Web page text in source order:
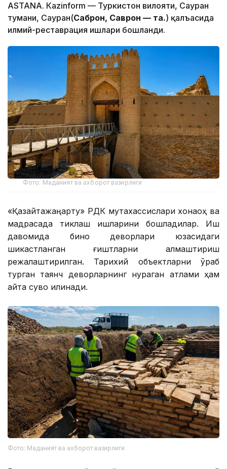
ASTANА. Кazinform — Туркистон вилояти, Сауран
тумани, Сауран(Саброн, Саврон — таҳ.) қалъасида
илмий-реставрация ишлари бошланди.
Фото: Маданият ва ахборот вазирлиги
«Қазқайтажаңарту» РДК мутахассислари хонақоҳ ва
мадрасада тиклаш ишларини бошладилар. Иш
давомида бино деворлари юзасидаги
шикастланган ғиштларни алмаштириш
режалаштирилган. Тарихий объектларни ўраб
турган таянч деворларнинг нураган қатлами ҳам
қайта сувоқ қилинади.
Фото: Маданият ва ахборот вазирлиги